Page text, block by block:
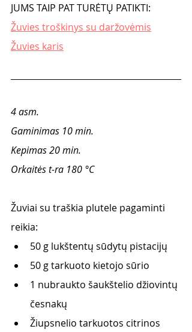
JUMS TAIP PAT TURĖTŲ PATIKTI:
Žuvies troškinys su daržovėmis
Žuvies karis
4 asm.
Gaminimas 10 min.
Kepimas 20 min.
Orkaitės t-ra 180 °C
Žuviai su traškia plutele pagaminti
reikia:
50 g lukštentų sūdytų pistacijų
50 g tarkuoto kietojo sūrio
1 nubraukto šaukštelio džiovintų
česnakų
Žiupsnelio tarkuotos citrinos